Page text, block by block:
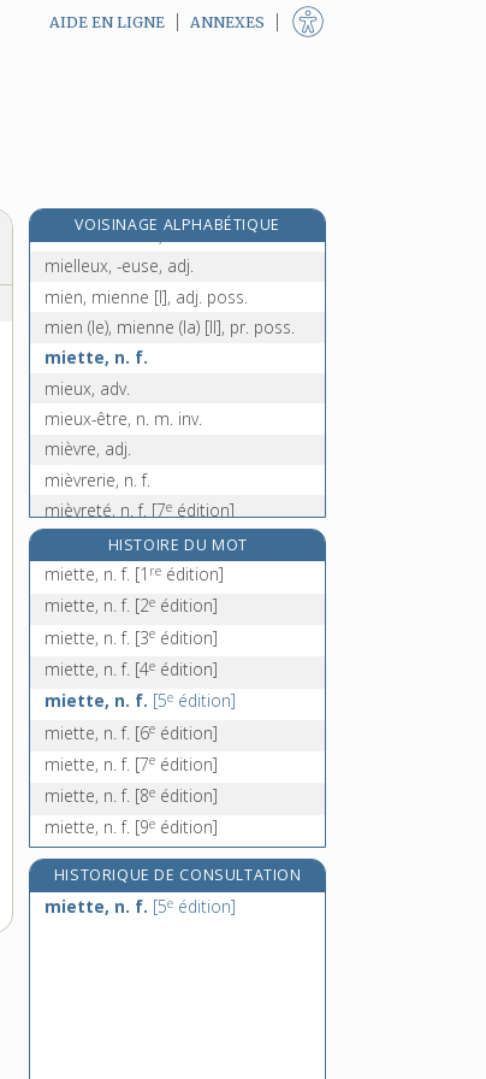
AIDE EN LIGNE ANNEXES
VOISINAGE ALPHABÉTIQUE
miellée, n. f.
mielleusement, adv.
mielleux, -euse, adj.
mien, mienne [I], adj. poss.
mien (le), mienne (la) [II], pr. poss.
miette, n. f.
mieux, adv.
mieux-être, n. m. inv.
mièvre, adj.
mièvrerie, n. f.
mièvreté, n. f. [7e édition]
migmatite, n. f.
mignard, -arde, adj.
mignardement, adv.[7e
mignarder, v. tr.[7e édition]
HISTOIRE DU MOT
miette, n. f. [1 re édition]
miette, n. f. [2e édition]
miette, n. f. [3e édition]
miette, n. f. [4e édition]
miette, n. f. [5e édition]
miette, n. f. [6e édition]
miette, n. f. [7e édition]
miette, n. f. [8e édition]
miette, n. f. [9e édition]
HISTORIQUE DE CONSULTATION
miette, n. f. [5e édition]